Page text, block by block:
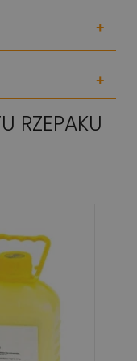
+
+
RZEPAKU